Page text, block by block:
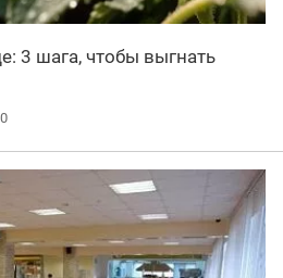
3 шага, чтобы выгнать